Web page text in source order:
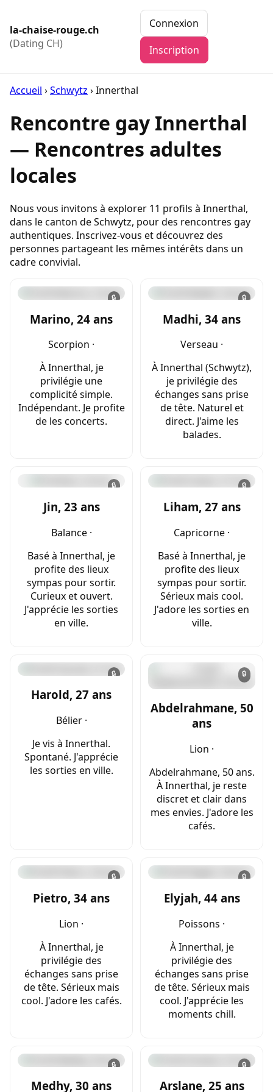
la-chaise-rouge.ch
(Dating CH)
Connexion
Inscription
Accueil ›Schwytz ›Innerthal
Rencontre gay Innerthal
— Rencontres adultes
locales
Nous vous invitons à explorer 11 profils à Innerthal,
dans le canton de Schwytz, pour des rencontres gay
authentiques. Inscrivez-vous et découvrez des
personnes partageant les mêmes intérêts dans un
cadre convivial.
🔒
Marino, 24 ans
Scorpion ·
À Innerthal, je
privilégie une
complicité simple.
Indépendant. Je profite
de les concerts.
🔒
Madhi, 34 ans
Verseau ·
À Innerthal (Schwytz),
je privilégie des
échanges sans prise
de tête. Naturel et
direct. J'aime les
balades.
🔒
Jin, 23 ans
Balance ·
Basé à Innerthal, je
profite des lieux
sympas pour sortir.
Curieux et ouvert.
J'apprécie les sorties
en ville.
🔒
Liham, 27 ans
Capricorne ·
Basé à Innerthal, je
profite des lieux
sympas pour sortir.
Sérieux mais cool.
J'adore les sorties en
ville.
🔒
Harold, 27 ans
Bélier ·
Je vis à Innerthal.
Spontané. J'apprécie
les sorties en ville.
🔒
Abdelrahmane, 50
ans
Lion ·
Abdelrahmane, 50 ans.
À Innerthal, je reste
discret et clair dans
mes envies. J'adore les
cafés.
🔒
Pietro, 34 ans
Lion ·
À Innerthal, je
privilégie des
échanges sans prise
de tête. Sérieux mais
cool. J'adore les cafés.
🔒
Elyjah, 44 ans
Poissons ·
À Innerthal, je
privilégie des
échanges sans prise
de tête. Sérieux mais
cool. J'apprécie les
moments chill.
🔒
Medhy, 30 ans
🔒
Arslane, 25 ans